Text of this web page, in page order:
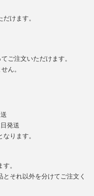
けます。
ご注文いただけます。
ん。
発送
ります。
。
それ以外を分けてご注文く